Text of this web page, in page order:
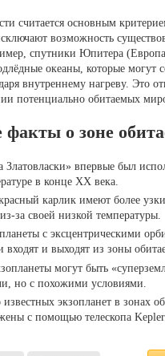
считается основным
возможность
спутники Юпитера
океаны, которые могут
внутреннему нагреву. Это
потенциально обитаемых
о зоне
Златовласки» впервые был
в конце XX века.
карлик имеют более
за своей низкой температуры.
с эксцентрическими
входят и выходят из зоны
могут быть
но с похожими условиями.
экзопланет в зонах
с помощью телескопа Kepler.